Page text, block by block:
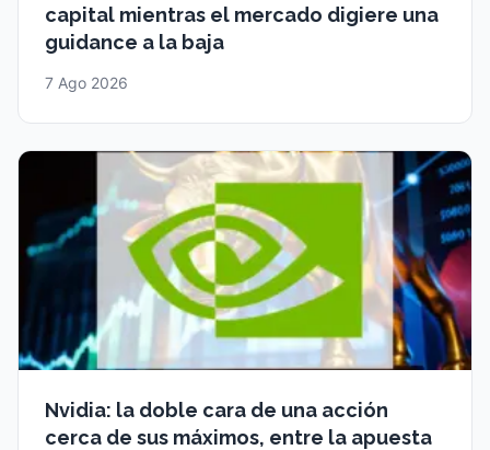
capital mientras el mercado digiere una
guidance a la baja
7 Ago 2026
Nvidia: la doble cara de una acción
cerca de sus máximos, entre la apuesta